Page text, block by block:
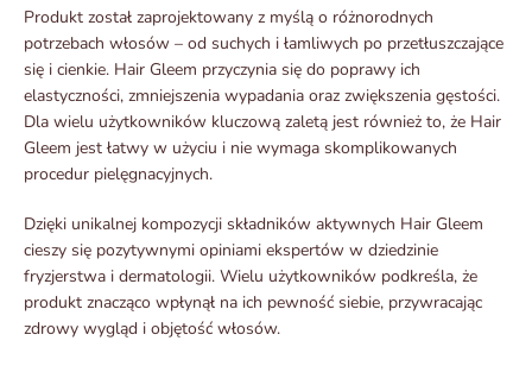
Produkt został zaprojektowany z myślą o różnorodnych
potrzebach włosów – od suchych i łamliwych po przetłuszczające
się i cienkie. Hair Gleem przyczynia się do poprawy ich
elastyczności, zmniejszenia wypadania oraz zwiększenia gęstości.
Dla wielu użytkowników kluczową zaletą jest również to, że Hair
Gleem jest łatwy w użyciu i nie wymaga skomplikowanych
procedur pielęgnacyjnych.
Dzięki unikalnej kompozycji składników aktywnych Hair Gleem
cieszy się pozytywnymi opiniami ekspertów w dziedzinie
fryzjerstwa i dermatologii. Wielu użytkowników podkreśla, że
produkt znacząco wpłynął na ich pewność siebie, przywracając
zdrowy wygląd i objętość włosów.